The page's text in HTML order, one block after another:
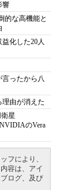
響
的な高機能と
化した20人
言ったから八
由が消えた
星
のVera
フにより、
容は、アイ
ログ、及び